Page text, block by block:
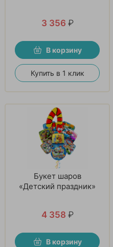
3 356 ₽
В корзину
Купить в 1 клик
Букет шаров
«Детский праздник»
4 358 ₽
В корзину